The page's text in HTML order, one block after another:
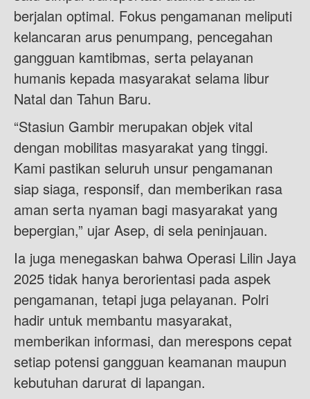
berjalan optimal. Fokus pengamanan meliputi
kelancaran arus penumpang, pencegahan
gangguan kamtibmas, serta pelayanan
humanis kepada masyarakat selama libur
Natal dan Tahun Baru.
“Stasiun Gambir merupakan objek vital
dengan mobilitas masyarakat yang tinggi.
Kami pastikan seluruh unsur pengamanan
siap siaga, responsif, dan memberikan rasa
aman serta nyaman bagi masyarakat yang
bepergian,” ujar Asep, di sela peninjauan.
Ia juga menegaskan bahwa Operasi Lilin Jaya
2025 tidak hanya berorientasi pada aspek
pengamanan, tetapi juga pelayanan. Polri
hadir untuk membantu masyarakat,
memberikan informasi, dan merespons cepat
setiap potensi gangguan keamanan maupun
kebutuhan darurat di lapangan.